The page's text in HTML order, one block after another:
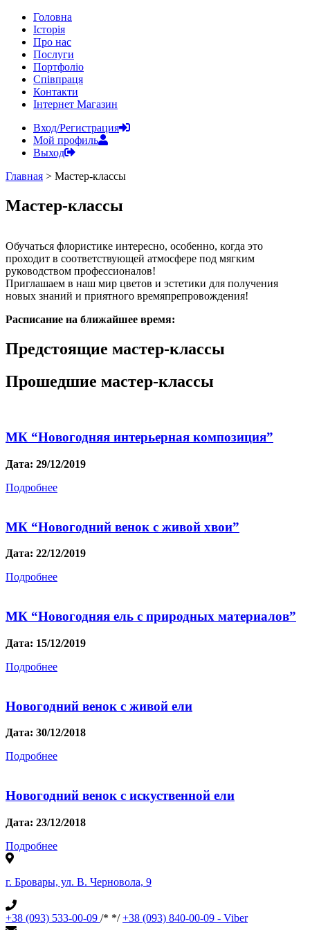
Головна
Історія
Про нас
Послуги
Портфоліо
Співпраця
Контакти
Інтернет Магазин
Вход/Регистрация
Мой профиль
Выход
Главная > Мастер-классы
Мастер-классы
Обучаться флористике интересно, особенно, когда это
проходит в соответствующей атмосфере под мягким
руководством профессионалов!
Приглашаем в наш мир цветов и эстетики для получения
новых знаний и приятного времяпрепровождения!
Расписание на ближайшее время:
Предстоящие мастер-классы
Прошедшие мастер-классы
МК “Новогодняя интерьерная композиция”
Дата: 29/12/2019
Подробнее
МК “Новогодний венок с живой хвои”
Дата: 22/12/2019
Подробнее
МК “Новогодняя ель с природных материалов”
Дата: 15/12/2019
Подробнее
Новогодний венок с живой ели
Дата: 30/12/2018
Подробнее
Новогодний венок с искуственной ели
Дата: 23/12/2018
Подробнее
г. Бровары, ул. В. Черновола, 9
+38 (093) 533-00-09 /* */+38 (093) 840-00-09 - Viber